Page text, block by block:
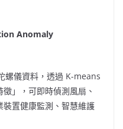
Anomaly
螺儀資料，透過 K-means
」，可即時偵測風扇、
置健康監測、智慧維護